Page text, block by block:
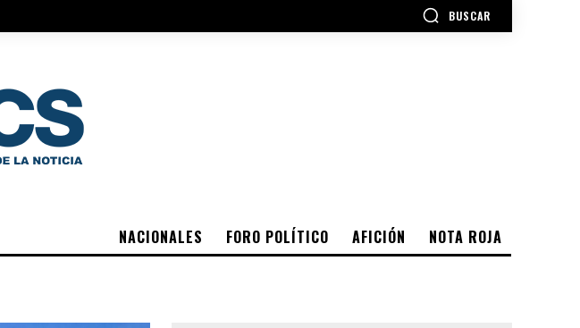
BUSCAR
NACIONALES FORO POLÍTICO AFICIÓN NOTA ROJA